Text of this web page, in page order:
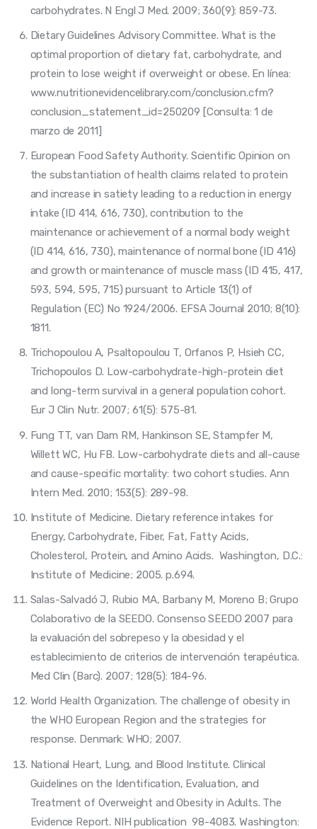
carbohydrates. N Engl J Med. 2009; 360(9): 859-73.
Dietary Guidelines Advisory Committee. What is the
optimal proportion of dietary fat, carbohydrate, and
protein to lose weight if overweight or obese. En línea:
www.nutritionevidencelibrary.com/conclusion.cfm?
conclusion_statement_id=250209 [Consulta: 1 de
marzo de 2011]
European Food Safety Authority. Scientific Opinion on
the substantiation of health claims related to protein
and increase in satiety leading to a reduction in energy
intake (ID 414, 616, 730), contribution to the
maintenance or achievement of a normal body weight
(ID 414, 616, 730), maintenance of normal bone (ID 416)
and growth or maintenance of muscle mass (ID 415, 417,
593, 594, 595, 715) pursuant to Article 13(1) of
Regulation (EC) No 1924/2006. EFSA Journal 2010; 8(10):
1811.
Trichopoulou A, Psaltopoulou T, Orfanos P, Hsieh CC,
Trichopoulos D. Low-carbohydrate-high-protein diet
and long-term survival in a general population cohort.
Eur J Clin Nutr. 2007; 61(5): 575-81.
Fung TT, van Dam RM, Hankinson SE, Stampfer M,
Willett WC, Hu FB. Low-carbohydrate diets and all-cause
and cause-specific mortality: two cohort studies. Ann
Intern Med. 2010; 153(5): 289-98.
Institute of Medicine. Dietary reference intakes for
Energy, Carbohydrate, Fiber, Fat, Fatty Acids,
Cholesterol, Protein, and Amino Acids. Washington, D.C.:
Institute of Medicine; 2005. p.694.
Salas-Salvadó J, Rubio MA, Barbany M, Moreno B; Grupo
Colaborativo de la SEEDO. Consenso SEEDO 2007 para
la evaluación del sobrepeso y la obesidad y el
establecimiento de criterios de intervención terapéutica.
Med Clin (Barc). 2007; 128(5): 184-96.
World Health Organization. The challenge of obesity in
the WHO European Region and the strategies for
response. Denmark: WHO; 2007.
National Heart, Lung, and Blood Institute. Clinical
Guidelines on the Identification, Evaluation, and
Treatment of Overweight and Obesity in Adults. The
Evidence Report. NIH publication 98-4083. Washington: